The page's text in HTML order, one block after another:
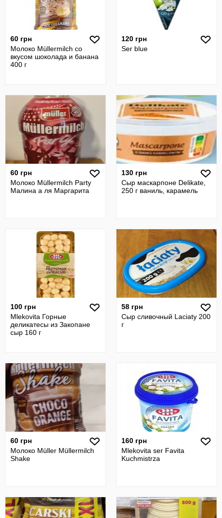
60 грн
Молоко Müllermilch со
вкусом шоколада и банана
400 г
120 грн
Ser blue
60 грн
Молоко Müllermilch Party
Малина а ля Маргарита
130 грн
Сыр маскарпоне Delikate,
250 г ваниль, карамель
100 грн
Mlekovita Горные
деликатесы из Закопане
сыр 160 г
58 грн
Сыр сливочный Laciaty 200
г
60 грн
Молоко Müller Müllermilch
Shake
160 грн
Mlekovita ser Favita
Kuchmistrza